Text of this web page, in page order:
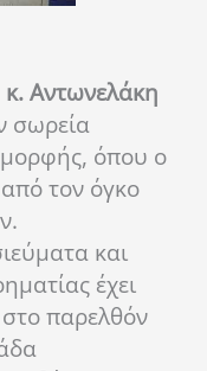
κ. Αντωνελάκη
σωρεία
όπου ο
τον όγκο
και
έχει
παρελθόν